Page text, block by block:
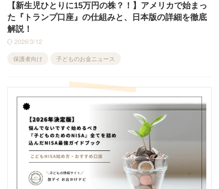
【新生児ひとりに15万円の株？！】アメリカで始まっ
た『トランプ口座』の仕組みと、日本版の詳細を徹底
解説！
2026/3/12
保護者向け 子どものお金ニュース